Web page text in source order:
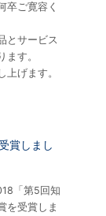
卒ご寛容く
とサービス
す。
げます。
賞しまし
「第5回知
を受賞しま